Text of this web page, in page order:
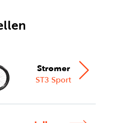
Stromer
ST3 Sport